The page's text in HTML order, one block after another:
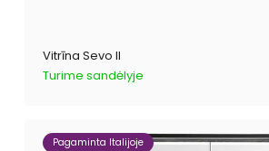
Vitrīna Sevo II
Turime sandėlyje
Pagaminta Italijoje